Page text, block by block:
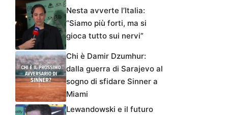
Nesta avverte l’Italia:
“Siamo più forti, ma si
gioca tutto sui nervi”
Chi è Damir Dzumhur:
dalla guerra di Sarajevo al
sogno di sfidare Sinner a
Miami
Lewandowski e il futuro